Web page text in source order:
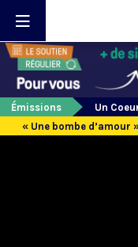
Émissions
Un
« Une bombe d’amour